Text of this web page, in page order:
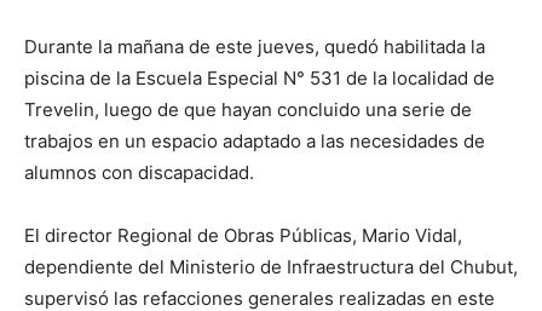
Durante la mañana de este jueves, quedó habilitada la
piscina de la Escuela Especial N° 531 de la localidad de
Trevelin, luego de que hayan concluido una serie de
trabajos en un espacio adaptado a las necesidades de
alumnos con discapacidad.
El director Regional de Obras Públicas, Mario Vidal,
dependiente del Ministerio de Infraestructura del Chubut,
supervisó las refacciones generales realizadas en este